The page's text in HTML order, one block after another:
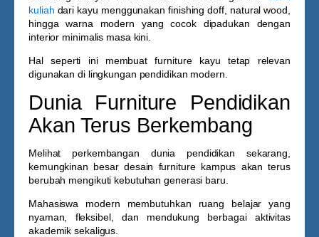
kuliah dari kayu menggunakan finishing doff, natural wood,
hingga warna modern yang cocok dipadukan dengan
interior minimalis masa kini.
Hal seperti ini membuat furniture kayu tetap relevan
digunakan di lingkungan pendidikan modern.
Dunia Furniture Pendidikan
Akan Terus Berkembang
Melihat perkembangan dunia pendidikan sekarang,
kemungkinan besar desain furniture kampus akan terus
berubah mengikuti kebutuhan generasi baru.
Mahasiswa modern membutuhkan ruang belajar yang
nyaman, fleksibel, dan mendukung berbagai aktivitas
akademik sekaligus.